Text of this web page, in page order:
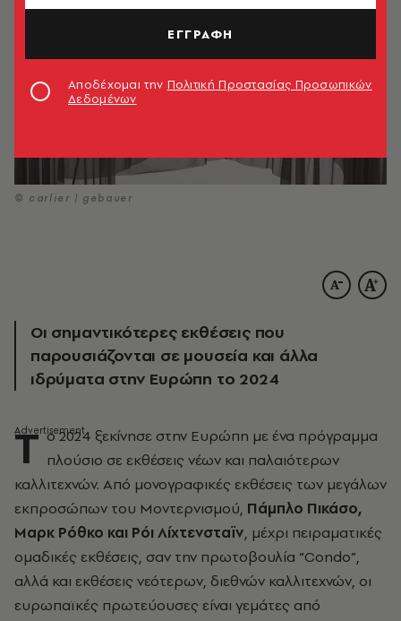
© carlier | gebauer
Οι σημαντικότερες εκθέσεις που
παρουσιάζονται σε μουσεία και άλλα
ιδρύματα στην Ευρώπη το 2024
Τ ο 2024 ξεκίνησε στην Ευρώπη με ένα πρόγραμμα
πλούσιο σε εκθέσεις νέων και παλαιότερων
καλλιτεχνών. Από μονογραφικές εκθέσεις των μεγάλων
εκπροσώπων του Μοντερνισμού, Πάμπλο Πικάσο,
Μαρκ Ρόθκο και Ρόι Λίχτενσταϊν, μέχρι πειραματικές
ομαδικές εκθέσεις, σαν την πρωτοβουλία “Condo”,
αλλά και εκθέσεις νεότερων, διεθνών καλλιτεχνών, οι
ευρωπαϊκές πρωτεύουσες είναι γεμάτες από
ΕΓΓΡΑΦΗ
Αποδέχομαι την Πολιτική Προστασίας Προσωπικών
Δεδομένων